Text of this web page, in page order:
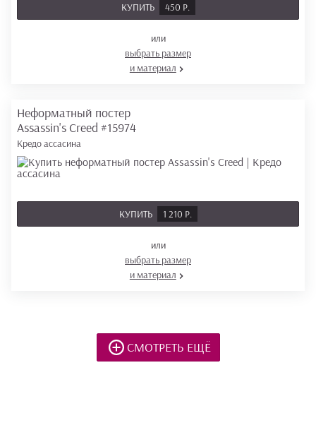
КУПИТЬ 450 Р.
или
выбрать размер
и материал
Неформатный постер
Assassin's Creed #15974
Кредо ассасина
КУПИТЬ 1 210 Р.
или
выбрать размер
и материал
СМОТРЕТЬ ЕЩЁ